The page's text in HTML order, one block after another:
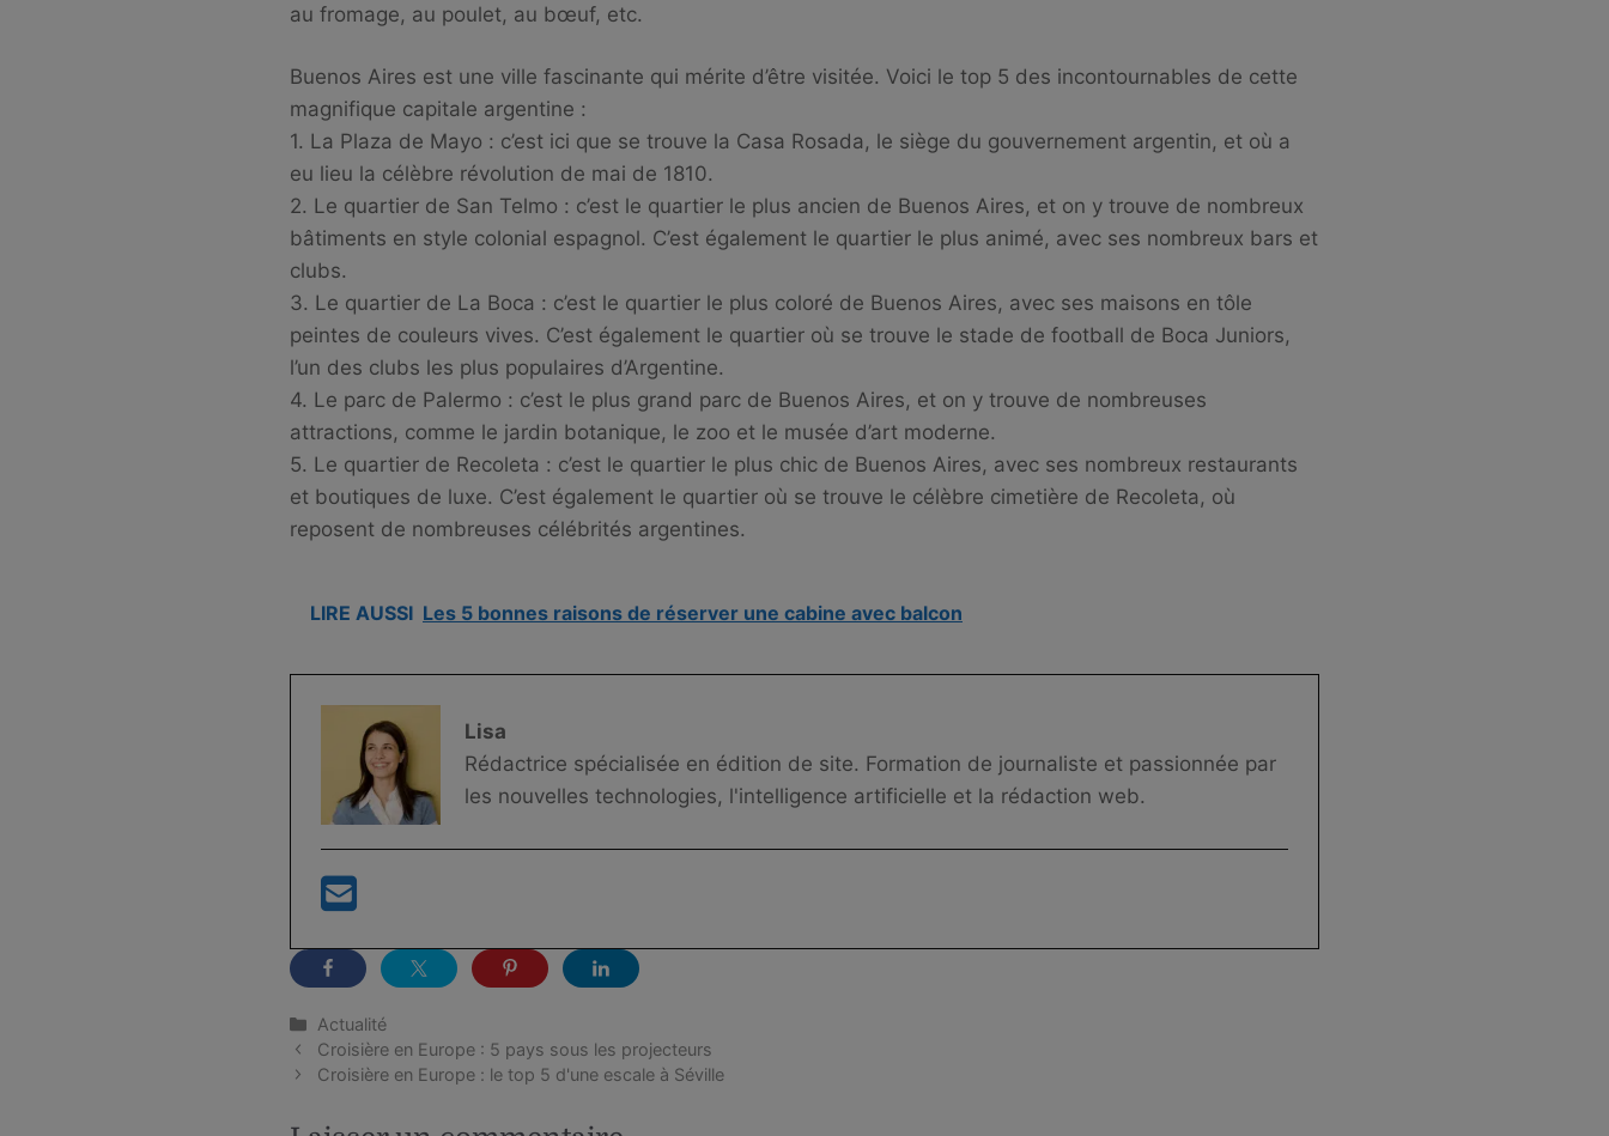
au fromage, au poulet, au bœuf, etc.
Buenos Aires est une ville fascinante qui mérite d’être visitée. Voici le top 5 des incontournables de cette
magnifique capitale argentine :
1. La Plaza de Mayo : c’est ici que se trouve la Casa Rosada, le siège du gouvernement argentin, et où a
eu lieu la célèbre révolution de mai de 1810.
2. Le quartier de San Telmo : c’est le quartier le plus ancien de Buenos Aires, et on y trouve de nombreux
bâtiments en style colonial espagnol. C’est également le quartier le plus animé, avec ses nombreux bars et
clubs.
3. Le quartier de La Boca : c’est le quartier le plus coloré de Buenos Aires, avec ses maisons en tôle
peintes de couleurs vives. C’est également le quartier où se trouve le stade de football de Boca Juniors,
l’un des clubs les plus populaires d’Argentine.
4. Le parc de Palermo : c’est le plus grand parc de Buenos Aires, et on y trouve de nombreuses
attractions, comme le jardin botanique, le zoo et le musée d’art moderne.
5. Le quartier de Recoleta : c’est le quartier le plus chic de Buenos Aires, avec ses nombreux restaurants
et boutiques de luxe. C’est également le quartier où se trouve le célèbre cimetière de Recoleta, où
reposent de nombreuses célébrités argentines.
LIRE AUSSI Les 5 bonnes raisons de réserver une cabine avec balcon
Lisa
Rédactrice spécialisée en édition de site. Formation de journaliste et passionnée par
les nouvelles technologies, l'intelligence artificielle et la rédaction web.
Catégories
Actualité
Croisière en Europe : 5 pays sous les projecteurs
Croisière en Europe : le top 5 d'une escale à Séville